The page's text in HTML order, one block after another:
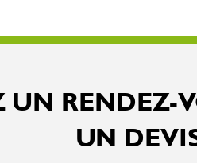
RENDEZ-
UN